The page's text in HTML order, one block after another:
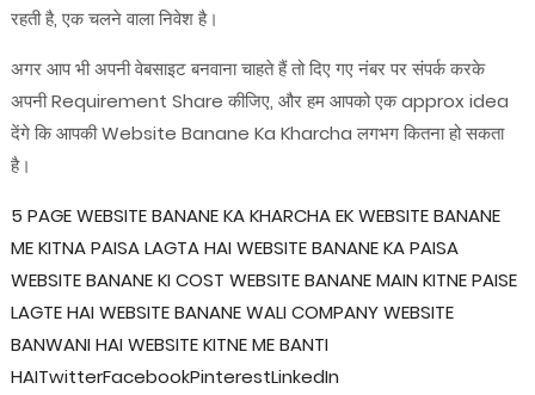
रहती है, एक चलने वाला निवेश है।
अगर आप भी अपनी वेबसाइट बनवाना चाहते हैं तो दिए गए नंबर पर संपर्क करके
अपनी Requirement Share कीजिए, और हम आपको एक approx idea
देंगे कि आपकी Website Banane Ka Kharcha लगभग कितना हो सकता
है।
5 PAGE WEBSITE BANANE KA KHARCHA EK WEBSITE BANANE
ME KITNA PAISA LAGTA HAI WEBSITE BANANE KA PAISA
WEBSITE BANANE KI COST WEBSITE BANANE MAIN KITNE PAISE
LAGTE HAI WEBSITE BANANE WALI COMPANY WEBSITE
BANWANI HAI WEBSITE KITNE ME BANTI
HAITwitterFacebookPinterestLinkedIn